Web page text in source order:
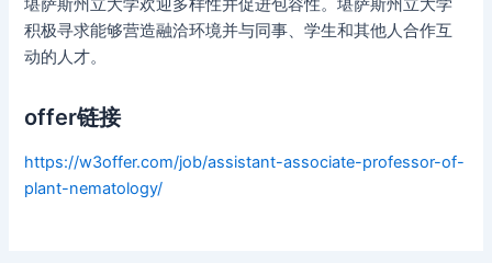
积极寻求能够营造融洽环境并与同事、学生和其他人合作互
动的人才。
offer链接
https://w3offer.com/job/assistant-associate-professor-of-
plant-nematology/